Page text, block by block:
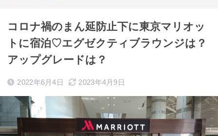
コロナ禍のまん延防止下に東京マリオッ
トに宿泊♡エグゼクティブラウンジは？
アップグレードは？
2022年6月4日 2023年4月9日